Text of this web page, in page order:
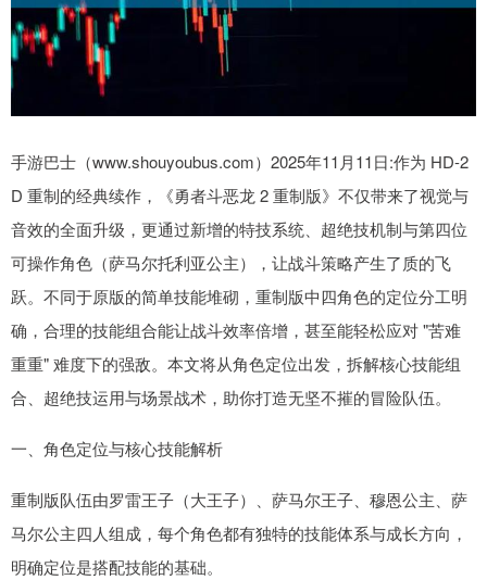
手游巴士（www.shouyoubus.com）2025年11月11日:作为 HD-2
D 重制的经典续作，《勇者斗恶龙 2 重制版》不仅带来了视觉与
音效的全面升级，更通过新增的特技系统、超绝技机制与第四位
可操作角色（萨马尔托利亚公主），让战斗策略产生了质的飞
跃。不同于原版的简单技能堆砌，重制版中四角色的定位分工明
确，合理的技能组合能让战斗效率倍增，甚至能轻松应对 "苦难
重重" 难度下的强敌。本文将从角色定位出发，拆解核心技能组
合、超绝技运用与场景战术，助你打造无坚不摧的冒险队伍。
一、角色定位与核心技能解析
重制版队伍由罗雷王子（大王子）、萨马尔王子、穆恩公主、萨
马尔公主四人组成，每个角色都有独特的技能体系与成长方向，
明确定位是搭配技能的基础。